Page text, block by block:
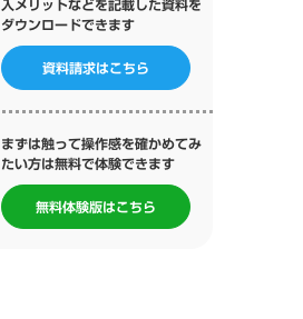
ダウンロードできます
資料請求はこちら
まずは触って操作感を確かめてみ
たい方は無料で体験できます
無料体験版はこちら